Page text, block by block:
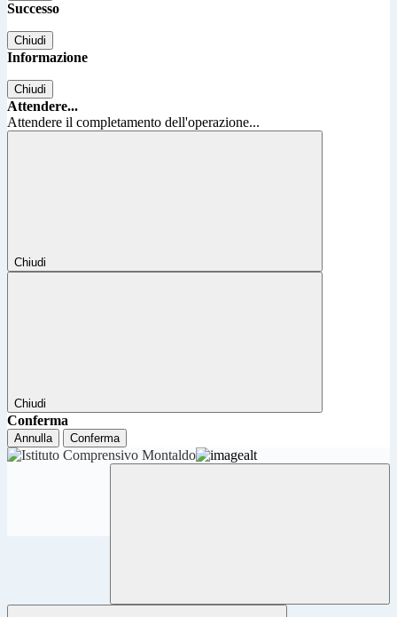
Successo
Chiudi
Informazione
Chiudi
Attendere...
Attendere il completamento dell'operazione...
Chiudi
Chiudi
Conferma
Annulla Conferma